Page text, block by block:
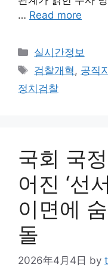
… Read more
Categories
실시간정보
Tags
검찰개혁 , 공직
정치검찰
국회 국
어진 ‘선
이면에
돌
2026年4月4日 by